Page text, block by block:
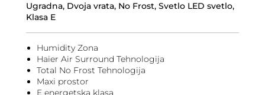
Ugradna, Dvoja vrata, No Frost, Svetlo LED svetlo,
Klasa E
Humidity Zona
Haier Air Surround Tehnologija
Total No Frost Tehnologija
Maxi prostor
E energetska klasa